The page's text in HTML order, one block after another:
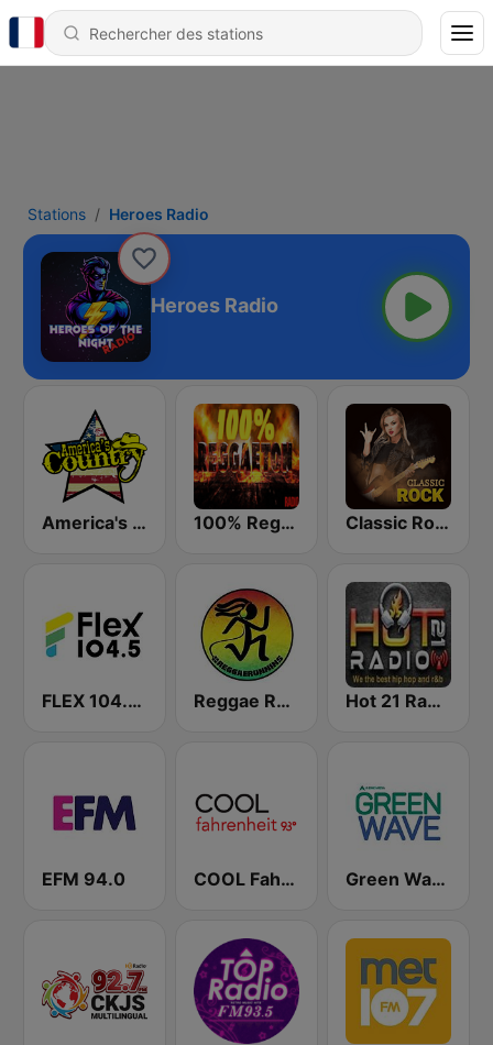
Stations Heroes Radio
Heroes Radio
America's Country 100% Reggaeton Radio Classic Rock Station
FLEX 104.5 FM Reggae Runnins Radio Hot 21 Radio
EFM 94.0 COOL Fahrenheit 93 FM Green Wave 106.5 FM